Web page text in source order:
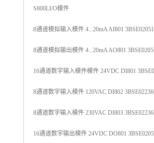
S800LI/O模件
8通道模拟输入模件 4...20mA AI801
8通道模拟输出模件 4...20mA AO801
16通道数字输入模件模件 24VDC DI801
8通道数字输入模件 120VAC DI802
8通道数字输入模件 230VAC DI803
16通道数字输出模件 24VDC DO801